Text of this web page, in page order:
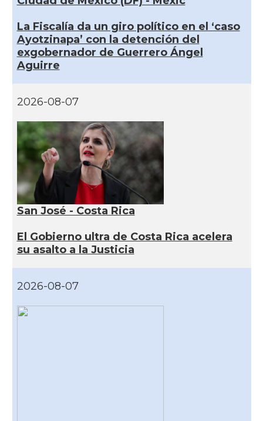
La Fiscalía da un giro político en el ‘caso
Ayotzinapa’ con la detención del
exgobernador de Guerrero Ángel
Aguirre
2026-08-07
San José - Costa Rica
El Gobierno ultra de Costa Rica acelera
su asalto a la Justicia
2026-08-07